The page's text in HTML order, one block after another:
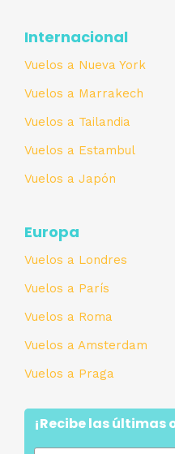
Internacional
Vuelos a Nueva York
Vuelos a Marrakech
Vuelos a Tailandia
Vuelos a Estambul
Vuelos a Japón
Europa
Vuelos a Londres
Vuelos a París
Vuelos a Roma
Vuelos a Amsterdam
Vuelos a Praga
¡Recibe las